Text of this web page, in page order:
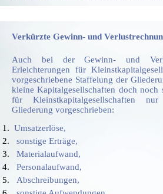
Verkürzte Gewinn- und
Auch bei der Gewinn- und
Erleichterungen für
vorgeschriebene Staffelung der
kleine Kapitalgesellschaften doch noch
für Kleinstkapitalgesellschaften
Gliederung vorgeschrieben:
Umsatzerlöse,
sonstige Erträge,
Materialaufwand,
Personalaufwand,
Abschreibungen,